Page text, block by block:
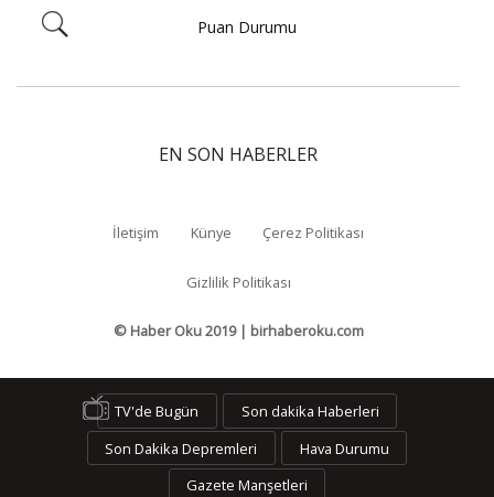
Puan Durumu
EN SON HABERLER
İletişim Künye Çerez Politikası
Gizlilik Politikası
© Haber Oku 2019 | birhaberoku.com
TV'de Bugün
Son dakika Haberleri
Son Dakika Depremleri
Hava Durumu
Gazete Manşetleri